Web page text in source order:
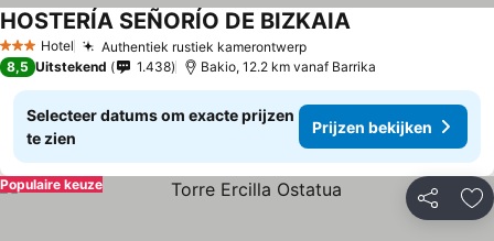
3 SterrenHotel Authentiek rustiek kamerontwerp
HOSTERÍA SEÑORÍO DE BIZKAIA
8,5 Uitstekend 1.438 Bakio, 12.2 km vanaf Barrika
Selecteer datums om exacte prijzen
te zien
Prijzen bekijken
Delen
Populaire keuze